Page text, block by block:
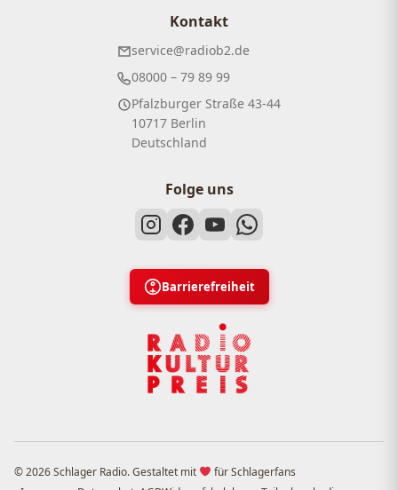
Kontakt
service@radiob2.de
08000 – 79 89 99
Pfalzburger Straße 43-44
10717 Berlin
Deutschland
Folge uns
Barrierefreiheit
© 2026 Schlager Radio. Gestaltet mit
für Schlagerfans